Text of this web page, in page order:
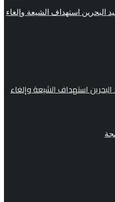
استهداف الشيعة وإلغاء